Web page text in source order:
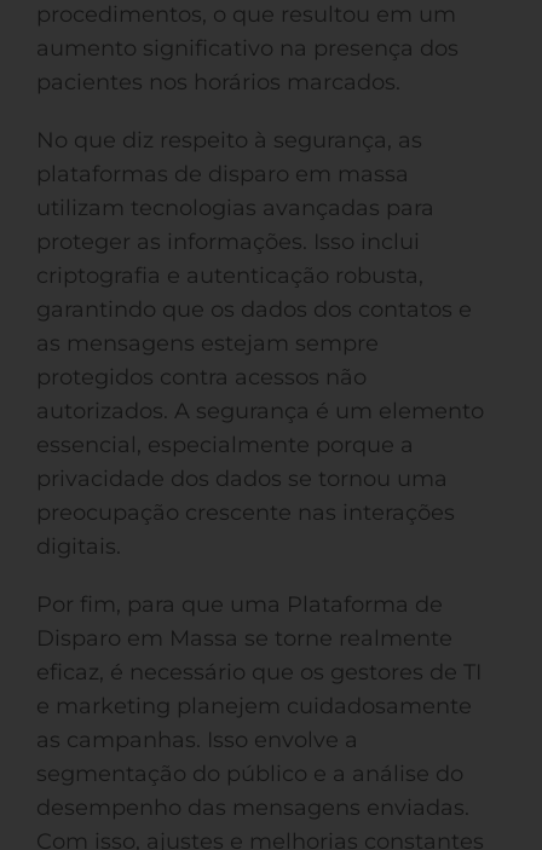
procedimentos, o que resultou em um
aumento significativo na presença dos
pacientes nos horários marcados.
No que diz respeito à segurança, as
plataformas de disparo em massa
utilizam tecnologias avançadas para
proteger as informações. Isso inclui
criptografia e autenticação robusta,
garantindo que os dados dos contatos e
as mensagens estejam sempre
protegidos contra acessos não
autorizados. A segurança é um elemento
essencial, especialmente porque a
privacidade dos dados se tornou uma
preocupação crescente nas interações
digitais.
Por fim, para que uma Plataforma de
Disparo em Massa se torne realmente
eficaz, é necessário que os gestores de TI
e marketing planejem cuidadosamente
as campanhas. Isso envolve a
segmentação do público e a análise do
desempenho das mensagens enviadas.
Com isso, ajustes e melhorias constantes